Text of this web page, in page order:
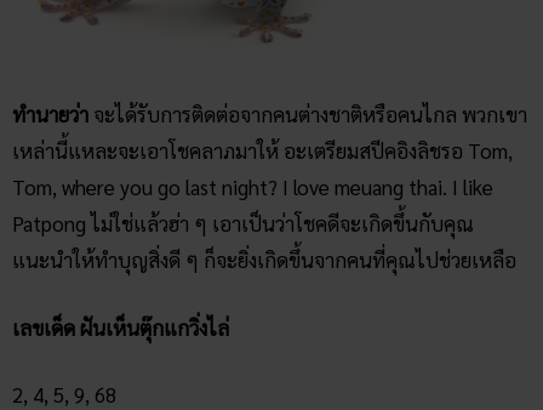
ทำนายว่า จะได้รับการติดต่อจากคนต่างชาติหรือคนไกล พวกเขา
เหล่านี้แหละจะเอาโชคลาภมาให้ อะเตรียมสปีคอิงลิชรอ Tom,
Tom, where you go last night? I love meuang thai. I like
Patpong ไม่ใช่แล้วฮ่า ๆ เอาเป็นว่าโชคดีจะเกิดขึ้นกับคุณ
แนะนำให้ทำบุญสิ่งดี ๆ ก็จะยิ่งเกิดขึ้นจากคนที่คุณไปช่วยเหลือ
เลขเด็ด ฝันเห็นตุ๊กแกวิ่งไล่
2, 4, 5, 9, 68